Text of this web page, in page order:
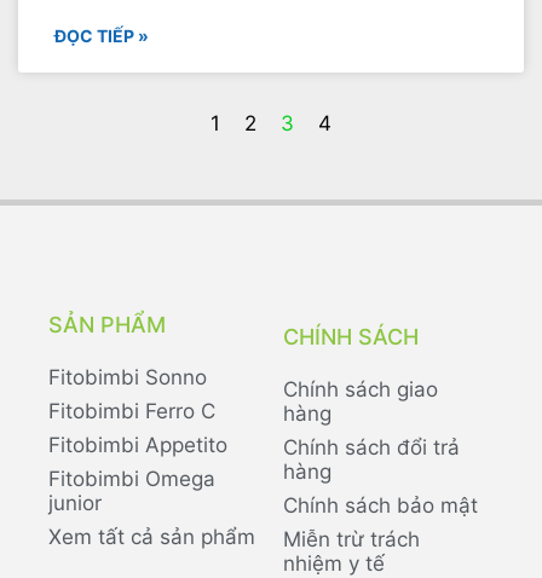
ĐỌC TIẾP »
1 2 3 4
SẢN PHẨM
Fitobimbi Sonno
Fitobimbi Ferro C
Fitobimbi Appetito
Fitobimbi Omega
junior
Xem tất cả sản phẩm
CHÍNH SÁCH
Chính sách giao
hàng
Chính sách đổi trả
hàng
Chính sách bảo mật
Miễn trừ trách
nhiệm y tế